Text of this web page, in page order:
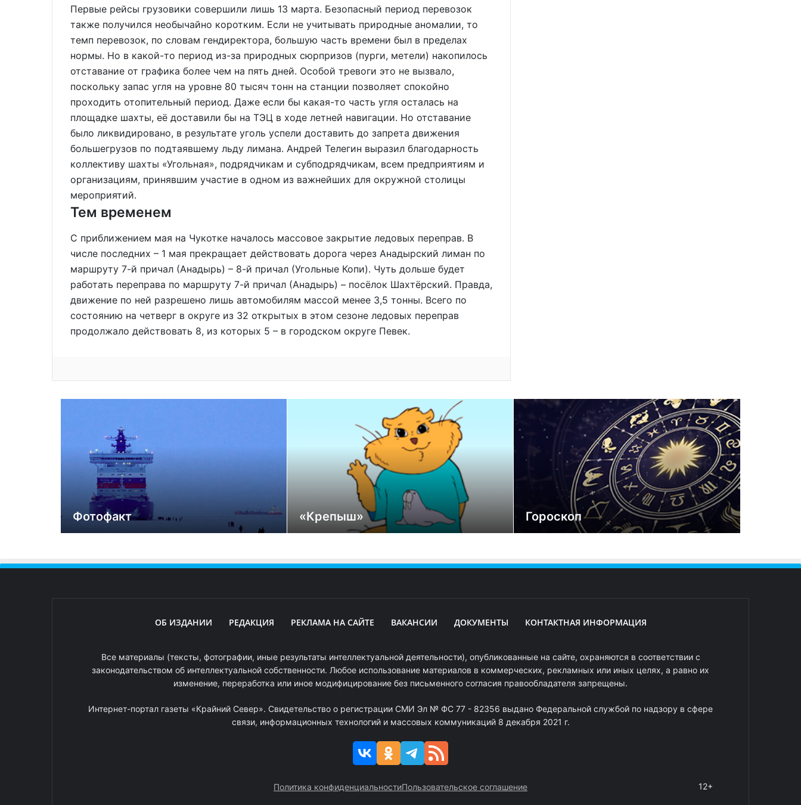
Первые рейсы грузовики совершили лишь 13 марта. Безопасный период перевозок
также получился необычайно коротким. Если не учитывать природные аномалии, то
темп перевозок, по словам гендиректора, большую часть времени был в пределах
нормы. Но в какой-то период из-за природных сюрпризов (пурги, метели) накопилось
отставание от графика более чем на пять дней. Особой тревоги это не вызвало,
поскольку запас угля на уровне 80 тысяч тонн на станции позволяет спокойно
проходить отопительный период. Даже если бы какая-то часть угля осталась на
площадке шахты, её доставили бы на ТЭЦ в ходе летней навигации. Но отставание
было ликвидировано, в результате уголь успели доставить до запрета движения
большегрузов по подтаявшему льду лимана. Андрей Телегин выразил благодарность
коллективу шахты «Угольная», подрядчикам и субподрядчикам, всем предприятиям и
организациям, принявшим участие в одном из важнейших для окружной столицы
мероприятий.
Тем временем
С приближением мая на Чукотке началось массовое закрытие ледовых переправ. В
числе последних – 1 мая прекращает действовать дорога через Анадырский лиман по
маршруту 7-й причал (Анадырь) – 8-й причал (Угольные Копи). Чуть дольше будет
работать переправа по маршруту 7-й причал (Анадырь) – посёлок Шахтёрский. Правда,
движение по ней разрешено лишь автомобилям массой менее 3,5 тонны. Всего по
состоянию на четверг в округе из 32 открытых в этом сезоне ледовых переправ
продолжало действовать 8, из которых 5 – в городском округе Певек.
Фотофакт «Крепыш» Гороскоп
ОБ ИЗДАНИИ РЕДАКЦИЯ РЕКЛАМА НА САЙТЕ ВАКАНСИИ ДОКУМЕНТЫ КОНТАКТНАЯ ИНФОРМАЦИЯ
Все материалы (тексты, фотографии, иные результаты интеллектуальной деятельности), опубликованные на сайте, охраняются в соответствии с
законодательством об интеллектуальной собственности. Любое использование материалов в коммерческих, рекламных или иных целях, а равно их
изменение, переработка или иное модифицирование без письменного согласия правообладателя запрещены.
Интернет-портал газеты «Крайний Север». Свидетельство о регистрации СМИ Эл № ФС 77 - 82356 выдано Федеральной службой по надзору в сфере
связи, информационных технологий и массовых коммуникаций 8 декабря 2021 г.
Политика конфиденциальностиПользовательское соглашение 12+